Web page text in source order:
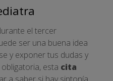
el tercer
ser una buena idea
y exponer tus dudas y
esta cita